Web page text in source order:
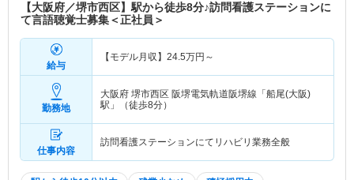
【大阪府／堺市西区】駅から徒歩8分♪訪問看護ステーションに
て言語聴覚士募集＜正社員＞
給与
【モデル月収】 24.5万円～
勤務地
大阪府 堺市西区 阪堺電気軌道阪堺線「船尾(大阪)
駅」（徒歩8分）
仕事内容
訪問看護ステーションにてリハビリ業務全般